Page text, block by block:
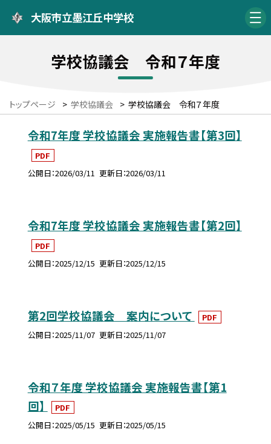
大阪市立墨江丘中学校
学校協議会 令和７年度
トップページ > 学校協議会 > 学校協議会 令和７年度
令和7年度 学校協議会 実施報告書【第3回】
PDF
公開日 2026/03/11 更新日 2026/03/11
令和7年度 学校協議会 実施報告書【第2回】
PDF
公開日 2025/12/15 更新日 2025/12/15
第2回学校協議会 案内について
PDF
公開日 2025/11/07 更新日 2025/11/07
令和７年度 学校協議会 実施報告書【第1
回】
PDF
公開日 2025/05/15 更新日 2025/05/15